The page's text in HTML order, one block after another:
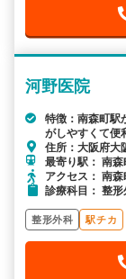
河野医院
特徴：南森町駅
がしやすくて便
住所：大阪府
最寄り駅： 南
アクセス： 南
診療科目： 整
整形外科 駅チカ